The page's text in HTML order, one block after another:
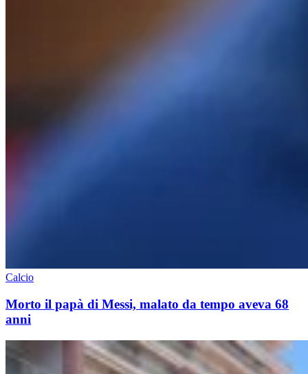
Calcio
Morto il papà di Messi, malato da tempo aveva 68
anni